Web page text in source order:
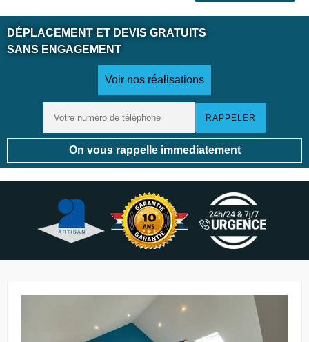
DÉPLACEMENT ET DEVIS GRATUITS
SANS ENGAGEMENT
Voir nos réalisations
On vous rappelle immediatement